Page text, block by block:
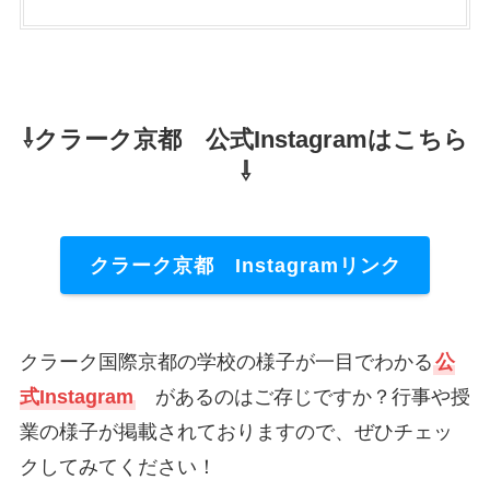
⇩クラーク京都 公式Instagramはこちら
⇩
クラーク京都 Instagramリンク
クラーク国際京都の学校の様子が一目でわかる公
式Instagramがあるのはご存じですか？行事や授
業の様子が掲載されておりますので、ぜひチェッ
クしてみてください！